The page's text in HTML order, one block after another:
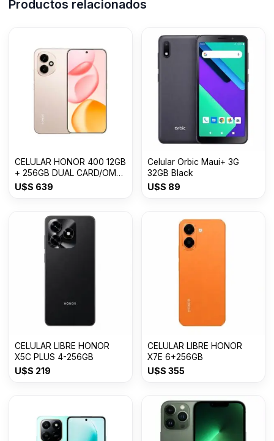
Productos relacionados
CELULAR HONOR 400 12GB
+ 256GB DUAL CARD/OM
USDESERT GOLD
U$S 639
Celular Orbic Maui+ 3G
32GB Black
U$S 89
CELULAR LIBRE HONOR
X5C PLUS 4-256GB
U$S 219
CELULAR LIBRE HONOR
X7E 6+256GB
U$S 355